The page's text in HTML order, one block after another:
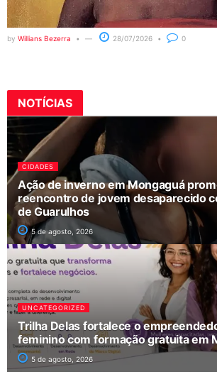
by Willians Bezerra 28/07/2026 0
NOTÍCIAS
CIDADES
Ação de inverno em Mongaguá
reencontro de jovem desaparecido
de Guarulhos
5 de agosto, 2026
UNCATEGORIZED
Trilha Delas fortalece o
feminino com formação gratuita em
5 de agosto, 2026